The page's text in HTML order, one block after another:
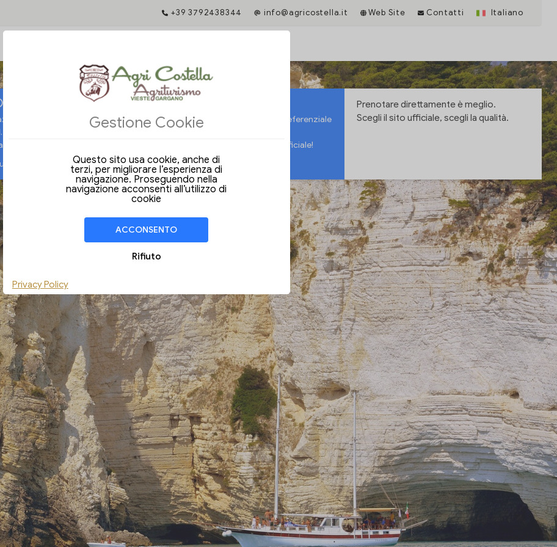
+39 3792438344 info@agricostella.it Web Site Contatti Italiano
TARIFFA GARANTITA
diretta ti dà accesso a servizi esclusivi e ti garantisce un rapporto preferenziale
uniche e i vantaggi esclusivi nella prenotazione dal nostro sito web ufficiale!
date per iniziare
Prenotare direttamente è meglio.
Scegli il sito ufficiale, scegli la qualità.
Gestione Cookie
Questo sito usa cookie, anche di
terzi, per migliorare l’esperienza di
navigazione. Proseguendo nella
navigazione acconsenti all’utilizzo di
cookie
ACCONSENTO
Rifiuto
Privacy Policy